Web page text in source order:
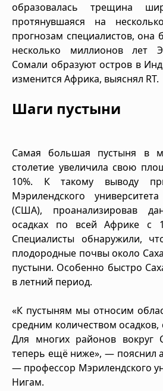
образовалась трещина
протянувшаяся на
прогнозам специалистов, она
несколько миллионов лет
Сомали образуют остров в
изменится Африка, выяснял RT.
Шаги пустыни
Самая большая пустыня в
столетие увеличила свою
10%. К такому выводу
Мэрилендского
(США), проанализировав
осадках по всей Африке с
Специалисты обнаружили,
плодородные почвы около
пустыни. Особенно быстро
в летний период.
«К пустыням мы относим
средним количеством
Для многих районов вокруг
теперь ещё ниже», — пояснил
— профессор Мэрилендского
Нигам.